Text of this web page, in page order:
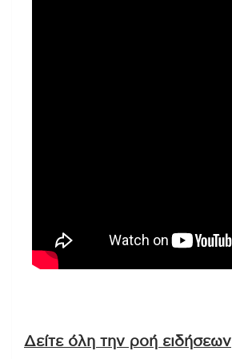
Δείτε όλη την ροή ειδήσεων